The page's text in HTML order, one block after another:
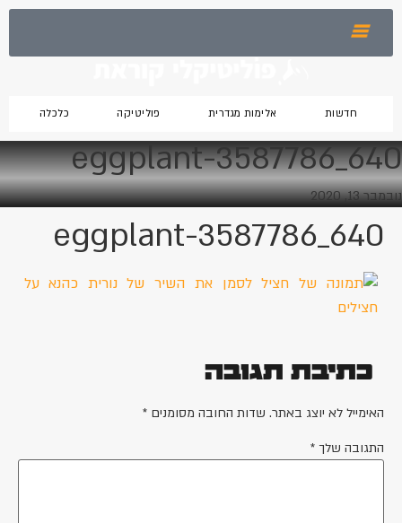
חדשות אלימות מגדרית פוליטיקה כלכלה
eggplant-3587786_640
נובמבר 13, 2020
eggplant-3587786_640
כתיבת תגובה
האימייל לא יוצג באתר. שדות החובה מסומנים *
התגובה שלך *